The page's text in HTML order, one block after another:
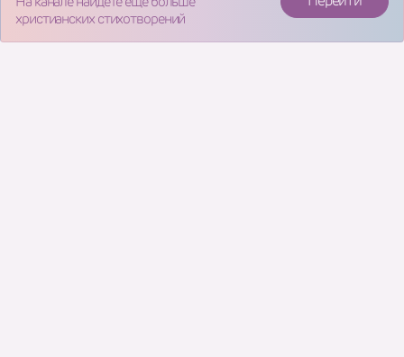
христианских стихотворений